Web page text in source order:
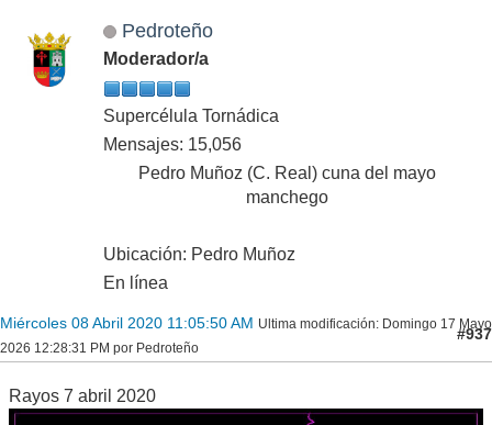
Pedroteño
Moderador/a
Supercélula Tornádica
Mensajes: 15,056
Pedro Muñoz (C. Real) cuna del mayo
manchego
Ubicación: Pedro Muñoz
En línea
Miércoles 08 Abril 2020 11:05:50 AM Ultima modificación: Domingo 17 Mayo
2026 12:28:31 PM por Pedroteño
#937
Rayos 7 abril 2020